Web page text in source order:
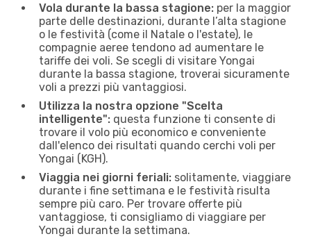
Vola durante la bassa stagione: per la maggior
parte delle destinazioni, durante l’alta stagione
o le festività (come il Natale o l'estate), le
compagnie aeree tendono ad aumentare le
tariffe dei voli. Se scegli di visitare Yongai
durante la bassa stagione, troverai sicuramente
voli a prezzi più vantaggiosi.
Utilizza la nostra opzione "Scelta
intelligente": questa funzione ti consente di
trovare il volo più economico e conveniente
dall'elenco dei risultati quando cerchi voli per
Yongai (KGH).
Viaggia nei giorni feriali: solitamente, viaggiare
durante i fine settimana e le festività risulta
sempre più caro. Per trovare offerte più
vantaggiose, ti consigliamo di viaggiare per
Yongai durante la settimana.